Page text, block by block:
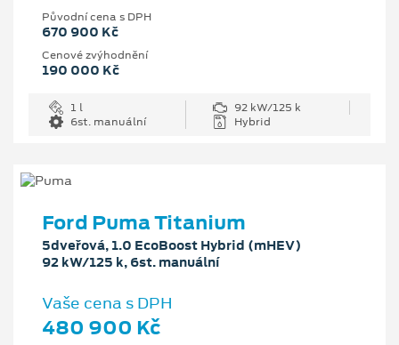
Původní cena s DPH
670 900 Kč
Cenové zvýhodnění
190 000 Kč
1 l
92 kW/125 k
6st. manuální
Hybrid
Ford Puma Titanium
5dveřová, 1.0 EcoBoost Hybrid (mHEV)
92 kW/125 k, 6st. manuální
Vaše cena s DPH
480 900 Kč